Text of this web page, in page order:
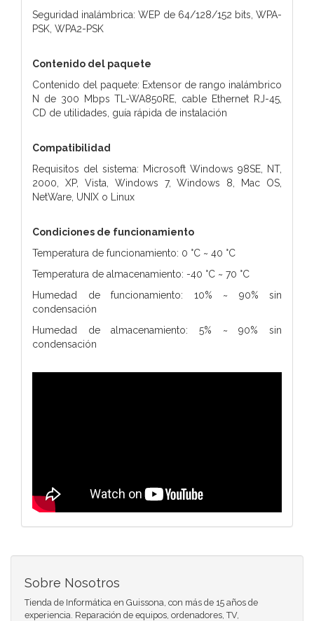
Seguridad inalámbrica: WEP de 64/128/152 bits, WPA-
PSK, WPA2-PSK
Contenido del paquete
Contenido del paquete: Extensor de rango inalámbrico
N de 300 Mbps TL-WA850RE, cable Ethernet RJ-45,
CD de utilidades, guía rápida de instalación
Compatibilidad
Requisitos del sistema: Microsoft Windows 98SE, NT,
2000, XP, Vista, Windows 7, Windows 8, Mac OS,
NetWare, UNIX o Linux
Condiciones de funcionamiento
Temperatura de funcionamiento: 0 °C ~ 40 °C
Temperatura de almacenamiento: -40 °C ~ 70 °C
Humedad de funcionamiento: 10% ~ 90% sin
condensación
Humedad de almacenamiento: 5% ~ 90% sin
condensación
Sobre Nosotros
Tienda de Informática en Guissona, con más de 15 años de
experiencia. Reparación de equipos, ordenadores, TV,